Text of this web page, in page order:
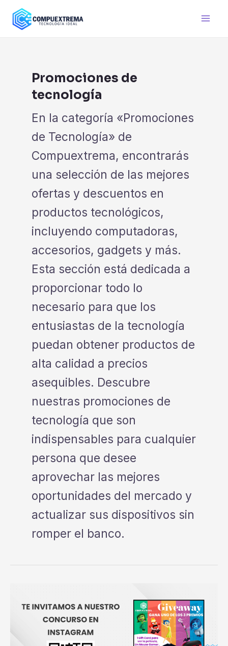
contenido
Promociones de
tecnología
En la categoría «Promociones
de Tecnología» de
Compuextrema, encontrarás
una selección de las mejores
ofertas y descuentos en
productos tecnológicos,
incluyendo computadoras,
accesorios, gadgets y más.
Esta sección está dedicada a
proporcionar todo lo
necesario para que los
entusiastas de la tecnología
puedan obtener productos de
alta calidad a precios
asequibles. Descubre
nuestras promociones de
tecnología que son
indispensables para cualquier
persona que desee
aprovechar las mejores
oportunidades del mercado y
actualizar sus dispositivos sin
romper el banco.
NO PRIZE
NO LUCK TODAY
ALMOST!
50% DISCOUNT
GET YOUR CHANCE TO
Code
TRY YOUR
One game per user